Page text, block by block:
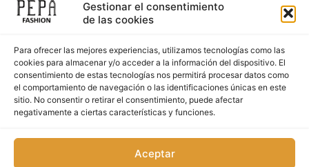
Gestionar el consentimiento
de las cookies
Para ofrecer las mejores experiencias, utilizamos tecnologías como las
cookies para almacenar y/o acceder a la información del dispositivo. El
consentimiento de estas tecnologías nos permitirá procesar datos como
el comportamiento de navegación o las identificaciones únicas en este
sitio. No consentir o retirar el consentimiento, puede afectar
negativamente a ciertas características y funciones.
Aceptar
Síguenos en nuestras redes sociales
Copyright © 2023. PepaFashion Todos los derechos